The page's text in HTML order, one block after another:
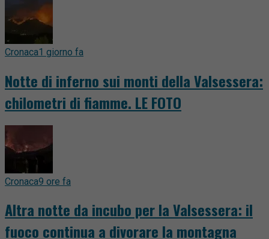
Cronaca1 giorno fa
Notte di inferno sui monti della Valsessera:
chilometri di fiamme. LE FOTO
Cronaca9 ore fa
Altra notte da incubo per la Valsessera: il
fuoco continua a divorare la montagna